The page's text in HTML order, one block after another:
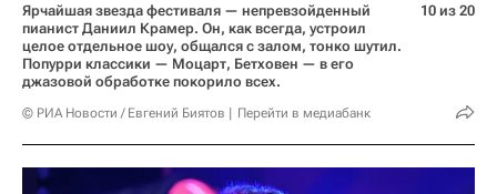
Ярчайшая звезда фестиваля — непревзойденный
пианист Даниил Крамер. Он, как всегда, устроил
целое отдельное шоу, общался с залом, тонко шутил.
Попурри классики — Моцарт, Бетховен — в его
джазовой обработке покорило всех.
© РИА Новости / Евгений Биятов Перейти в медиабанк
10 из 20